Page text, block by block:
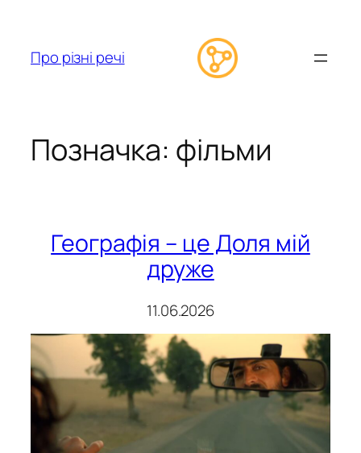
вмісту
Про різні речі
Позначка: фільми
Географія – це Доля мій
друже
11.06.2026